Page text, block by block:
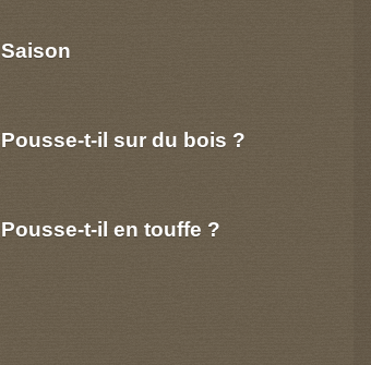
Saison
Pousse-t-il sur du bois ?
Pousse-t-il en touffe ?